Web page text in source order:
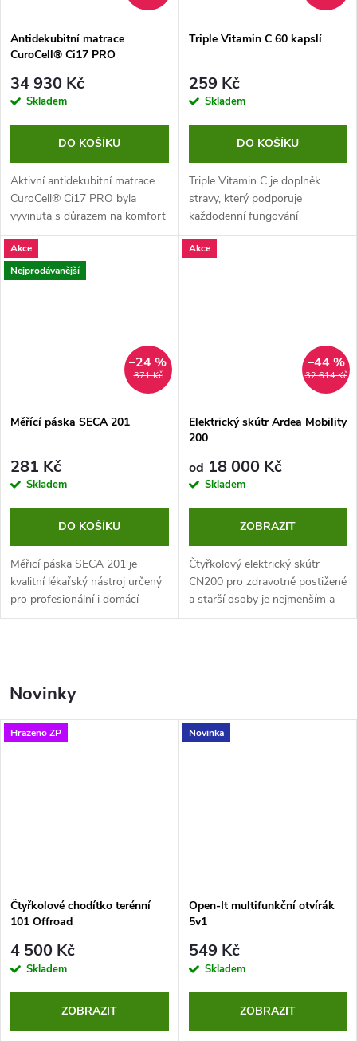
č
i
i
p
r
o
f
n
á
l
n
í
z
ř
í
z
Antidekubitní matrace
CuroCell® Ci17 PRO
jednotkou
34 930 Kč
Skladem
DO KOŠÍKU
Aktivní antidekubitní matrace
CuroCell® Ci17 PRO byla
vyvinuta s důrazem na komfort
uživatele a prevenci vzniku
proleženin až do 4. stupně. Díky
speciální technologii GALP...
Triple Vitamin C 60 kapslí
259 Kč
Skladem
DO KOŠÍKU
Triple Vitamin C je doplněk
stravy, který podporuje
každodenní fungování
organismu. Obsahuje vitamín C
ve třech formách.
Akce
Nejprodávanější
371 Kč
–24 %
Měřící páska SECA 201
281 Kč
Skladem
DO KOŠÍKU
Měřicí páska SECA 201 je
kvalitní lékařský nástroj určený
pro profesionální i domácí
použití. Díky robustní
Akce
32 614 Kč
–44 %
Elektrický skútr Ardea Mobility
200
od 18 000 Kč
Skladem
ZOBRAZIT
Čtyřkolový elektrický skútr
CN200 pro zdravotně postižené
a starší osoby je nejmenším a
nejkompaktnějším modelem
Novinky
Hrazeno ZP
Čtyřkolové chodítko terénní
101 Offroad
4 500 Kč
Skladem
ZOBRAZIT
Novinka
Open-It multifunkční otvírák
5v1
549 Kč
Skladem
ZOBRAZIT